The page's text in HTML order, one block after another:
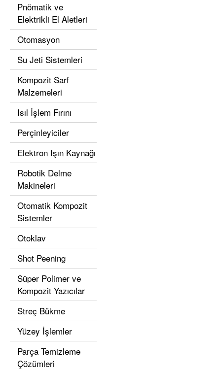
Pnömatik ve
Elektrikli El Aletleri
Otomasyon
Su Jeti Sistemleri
Kompozit Sarf
Malzemeleri
Isıl İşlem Fırını
Perçinleyiciler
Elektron Işın Kaynağı
Robotik Delme
Makineleri
Otomatik Kompozit
Sistemler
Otoklav
Shot Peening
Süper Polimer ve
Kompozit Yazıcılar
Streç Bükme
Yüzey İşlemler
Parça Temizleme
Çözümleri